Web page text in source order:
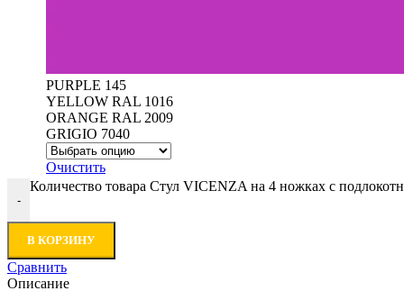
PURPLE 145
YELLOW RAL 1016
ORANGE RAL 2009
GRIGIO 7040
Очистить
-
Количество товара Cтул VICENZA на 4 ножках с
В КОРЗИНУ
Сравнить
Описание